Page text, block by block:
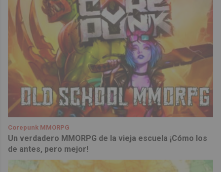
Corepunk MMORPG
Un verdadero MMORPG de la vieja escuela ¡Cómo los
de antes, pero mejor!